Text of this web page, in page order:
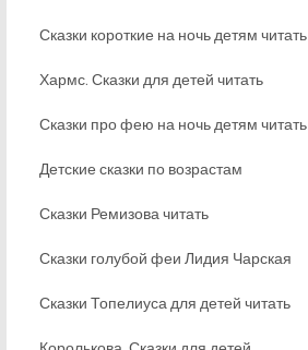
Сказки короткие на ночь детям читать
Хармс. Сказки для детей читать
Сказки про фею на ночь детям читать
Детские сказки по возрастам
Сказки Ремизова читать
Сказки голубой феи Лидия Чарская
Сказки Топелиуса для детей читать